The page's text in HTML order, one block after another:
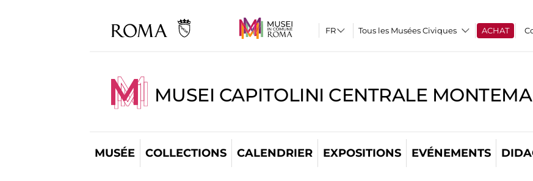
Tous les Musées Civiques ACHAT
MUSEI CAPITOLINI CENTRALE
MUSÉE COLLECTIONS CALENDRIER EXPOSITIONS EVÉNEMENTS